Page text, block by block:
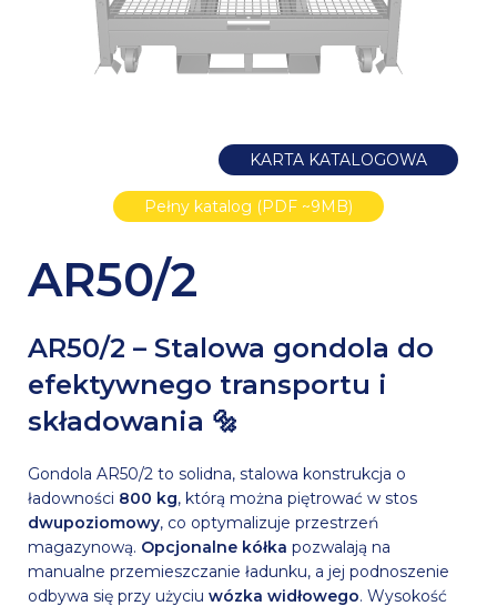
KARTA KATALOGOWA
Pełny katalog (PDF ~9MB)
AR50/2
AR50/2 – Stalowa gondola do
efektywnego transportu i
składowania 🔩
Gondola AR50/2 to solidna, stalowa konstrukcja o
ładowności 800 kg, którą można piętrować w stos
dwupoziomowy, co optymalizuje przestrzeń
magazynową. Opcjonalne kółka pozwalają na
manualne przemieszczanie ładunku, a jej podnoszenie
odbywa się przy użyciuwózka widłowego. Wysokość